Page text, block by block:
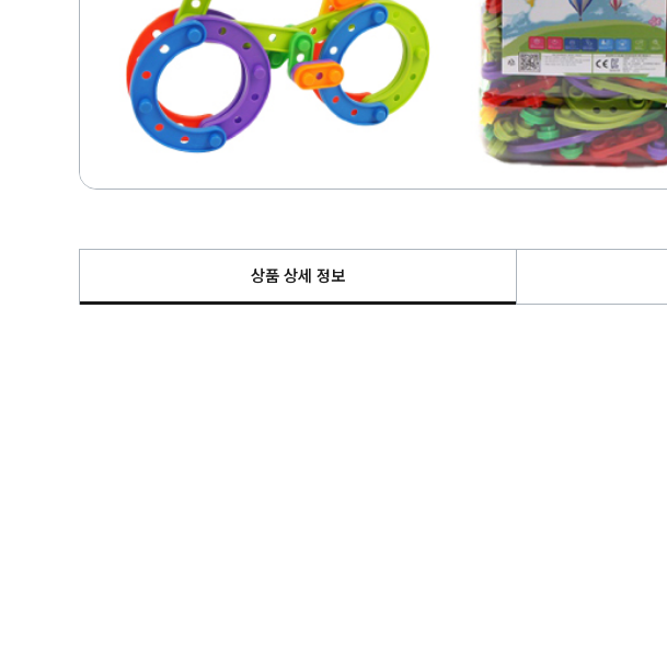
상품 상세 정보